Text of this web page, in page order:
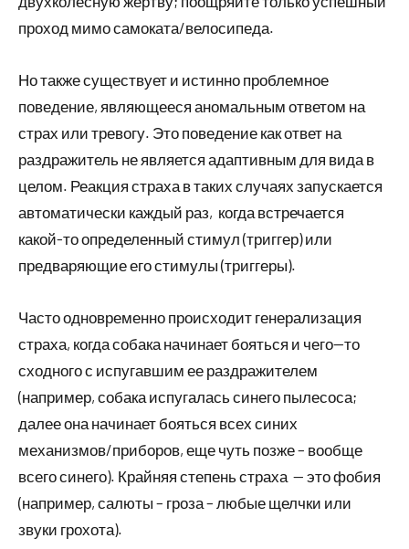
проход мимо самоката/велосипеда.
Но также существует и истинно проблемное
поведение, являющееся аномальным ответом на
страх или тревогу. Это поведение как ответ на
раздражитель не является адаптивным для вида в
целом. Реакция страха в таких случаях запускается
автоматически каждый раз, когда встречается
какой-то определенный стимул (триггер) или
предваряющие его стимулы (триггеры).
Часто одновременно происходит генерализация
страха, когда собака начинает бояться и чего—то
сходного с испугавшим ее раздражителем
(например, собака испугалась синего пылесоса;
далее она начинает бояться всех синих
механизмов/приборов, еще чуть позже – вообще
всего синего). Крайняя степень страха — это фобия
(например, салюты – гроза – любые щелчки или
звуки грохота).